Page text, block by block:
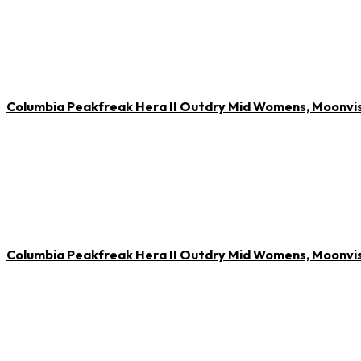
Columbia Peakfreak Hera II Outdry Mid Womens,
Columbia Peakfreak Hera II Outdry Mid Womens,